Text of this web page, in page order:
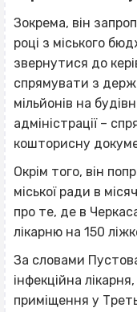
Зокрема, він
році з міського
звернутися до
спрямувати з
мільйонів на
адміністрації –
кошторисну
Окрім того, він
міської ради в
про те, де в
лікарню на 150
За словами
інфекційна
приміщення у